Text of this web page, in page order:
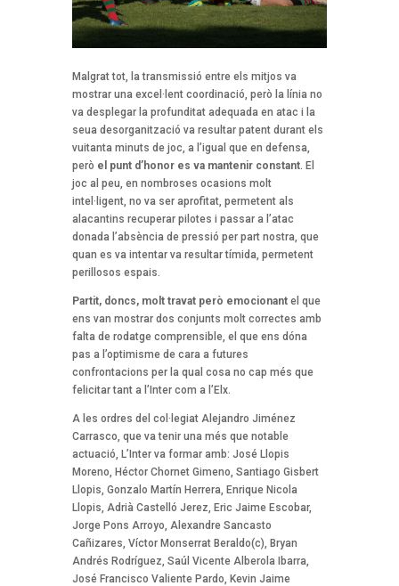
Malgrat tot, la transmissió entre els mitjos va
mostrar una excel·lent coordinació, però la línia no
va desplegar la profunditat adequada en atac i la
seua desorganització va resultar patent durant els
vuitanta minuts de joc, a l’igual que en defensa,
però el punt d’honor es va mantenir constant. El
joc al peu, en nombroses ocasions molt
intel·ligent, no va ser aprofitat, permetent als
alacantins recuperar pilotes i passar a l’atac
donada l’absència de pressió per part nostra, que
quan es va intentar va resultar tímida, permetent
perillosos espais.
Partit, doncs, molt travat però emocionantel que
ens van mostrar dos conjunts molt correctes amb
falta de rodatge comprensible, el que ens dóna
pas a l’optimisme de cara a futures
confrontacions per la qual cosa no cap més que
felicitar tant a l’Inter com a l’Elx.
A les ordres del col·legiat Alejandro Jiménez
Carrasco, que va tenir una més que notable
actuació, L’Inter va formar amb: José Llopis
Moreno, Héctor Chornet Gimeno, Santiago Gisbert
Llopis, Gonzalo Martín Herrera, Enrique Nicola
Llopis, Adrià Castelló Jerez, Eric Jaime Escobar,
Jorge Pons Arroyo, Alexandre Sancasto
Cañizares, Víctor Monserrat Beraldo(c), Bryan
Andrés Rodríguez, Saúl Vicente Alberola Ibarra,
José Francisco Valiente Pardo, Kevin Jaime